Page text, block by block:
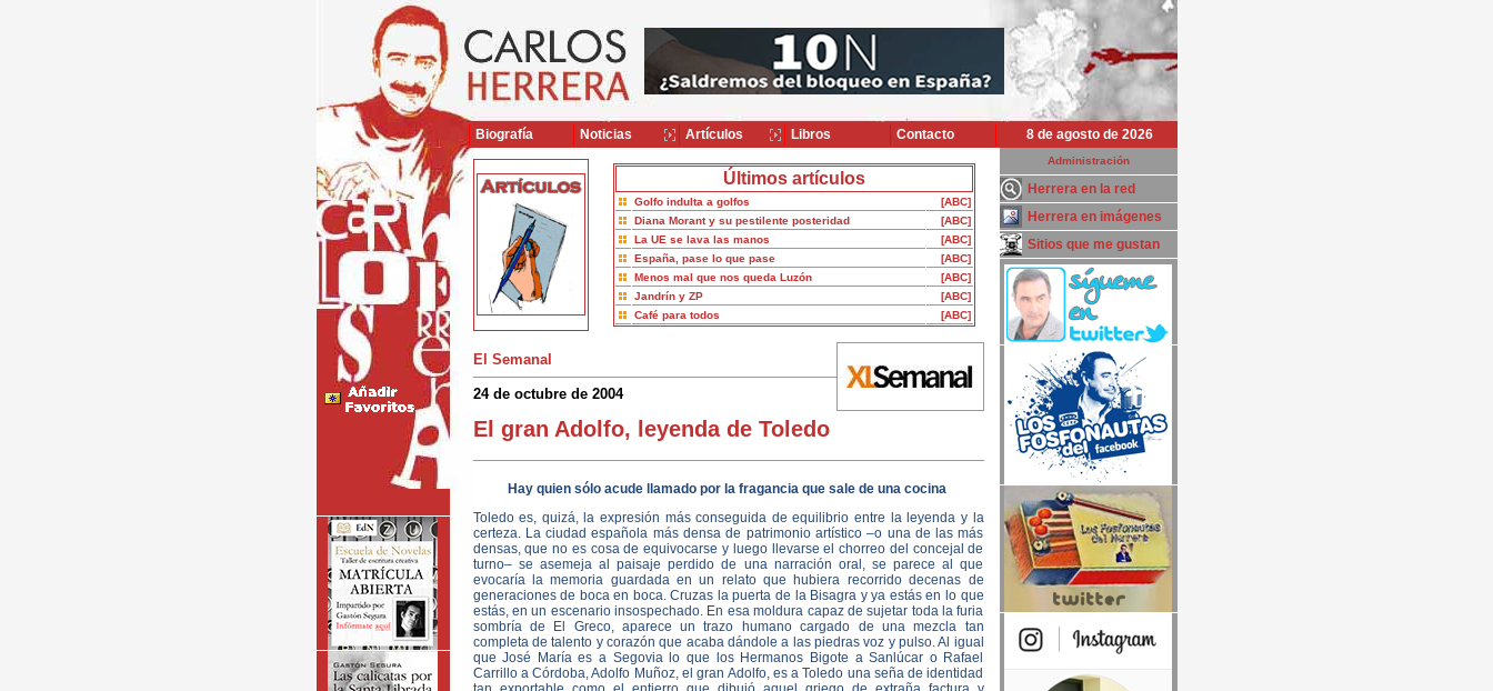
8 de agosto de 2026
Últimos artículos
Golfo indulta a golfos
[ABC]
Diana Morant y su pestilente posteridad
[ABC]
La UE se lava las manos
[ABC]
España, pase lo que pase
[ABC]
Menos mal que nos queda Luzón
[ABC]
Jandrín y ZP
[ABC]
Café para todos
[ABC]
El Semanal
24 de octubre de 2004
El gran Adolfo, leyenda de Toledo
Hay quien sólo acude llamado por la fragancia que sale de una cocina
Toledo es, quizá, la expresión más conseguida de equilibrio entre la leyenda y la
certeza. La ciudad española más densa de patrimonio artístico –o una de las más
densas, que no es cosa de equivocarse y luego llevarse el chorreo del concejal de
turno– se asemeja al paisaje perdido de una narración oral, se parece al que
evocaría la memoria guardada en un relato que hubiera recorrido decenas de
generaciones de boca en boca. Cruzas la puerta de la Bisagra y ya estás en lo que
estás, en un escenario insospechado. En esa moldura capaz de sujetar toda la furia
sombría de El Greco, aparece un trazo humano cargado de una mezcla tan
completa de talento y corazón que acaba dándole a las piedras voz y pulso. Al igual
que José María es a Segovia lo que los Hermanos Bigote a Sanlúcar o Rafael
Carrillo a Córdoba, Adolfo Muñoz, el gran Adolfo, es a Toledo una seña de identidad
Administración
Herrera en la red
Herrera en imágenes
Sitios que me gustan
Biografía Noticias Artículos Libros Contacto